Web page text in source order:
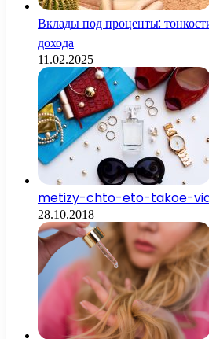
Вклады под проценты:
дохода
11.02.2025
metizy-chto-eto-takoe-
28.10.2018